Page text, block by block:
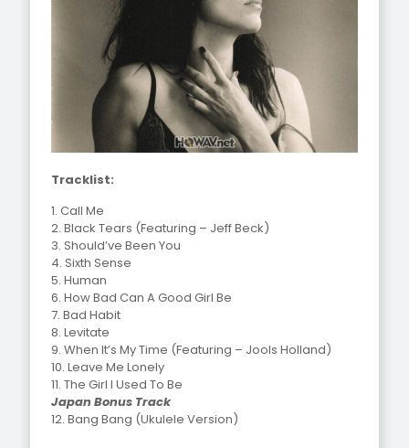
Tracklist:
1. Call Me
2. Black Tears (Featuring – Jeff Beck)
3. Should’ve Been You
4. Sixth Sense
5. Human
6. How Bad Can A Good Girl Be
7. Bad Habit
8. Levitate
9. When It’s My Time (Featuring – Jools Holland)
10. Leave Me Lonely
11. The Girl I Used To Be
Japan Bonus Track
12. Bang Bang (Ukulele Version)